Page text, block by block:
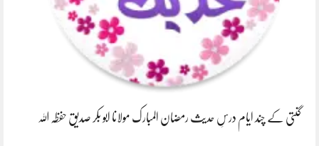
گنتی کے چند ایام درسِ حدیث رمضان المبارک مولانا ابو بکر صدیق حفظہ اللہ